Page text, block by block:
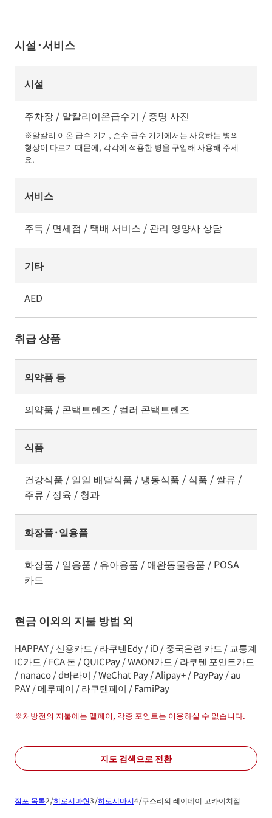
시설·서비스
시설
주차장 / 알칼리이온급수기 / 증명 사진
※알칼리 이온 급수 기기, 순수 급수 기기에서는 사용하는 병의
형상이 다르기 때문에, 각각에 적용한 병을 구입해 사용해 주세
요.
서비스
주득 / 면세점 / 택배 서비스 / 관리 영양사 상담
기타
AED
취급 상품
의약품 등
의약품 / 콘택트렌즈 / 컬러 콘택트렌즈
식품
건강식품 / 일일 배달식품 / 냉동식품 / 식품 / 쌀류 /
주류 / 정육 / 청과
화장품·일용품
화장품 / 일용품 / 유아용품 / 애완동물용품 / POSA
카드
현금 이외의 지불 방법 외
HAPPAY / 신용카드 / 라쿠텐Edy / iD / 중국은련 카드 / 교통계
IC카드 / FCA 돈 / QUICPay / WAON카드 / 라쿠텐 포인트카드
/ nanaco / d바라이 / WeChat Pay / Alipay+ / PayPay / au
PAY / 메루페이 / 라쿠텐페이 / FamiPay
※처방전의 지불에는 멜페이, 각종 포인트는 이용하실 수 없습니다.
지도 검색으로 전환
점포 목록 히로시마현 히로시마시 쿠스리의 레이데이 고카이치점